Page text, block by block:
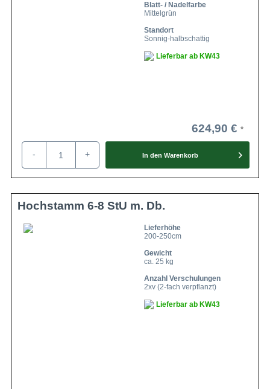
Blatt- / Nadelfarbe
Mittelgrün
Standort
Sonnig-halbschattig
Lieferbar ab KW43
624,90 €
- + In den Warenkorb
Hochstamm 6-8 StU m. Db.
Lieferhöhe
200-250cm
Gewicht
ca. 25 kg
Anzahl Verschulungen
2xv (2-fach verpflanzt)
Lieferbar ab KW43